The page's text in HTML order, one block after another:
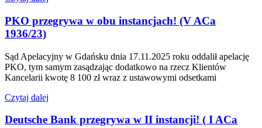
PKO przegrywa w obu instancjach! (V ACa
1936/23)
Sąd Apelacyjny w Gdańsku dnia 17.11.2025 roku oddalił apelację
PKO, tym samym zasądzając dodatkowo na rzecz Klientów
Kancelarii kwotę 8 100 zł wraz z ustawowymi odsetkami
Czytaj dalej
Deutsche Bank przegrywa w II instancji! ( I ACa